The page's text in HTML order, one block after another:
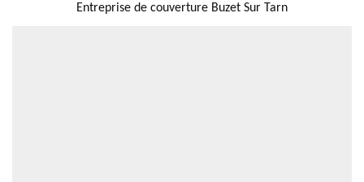
Entreprise de couverture Buzet Sur Tarn